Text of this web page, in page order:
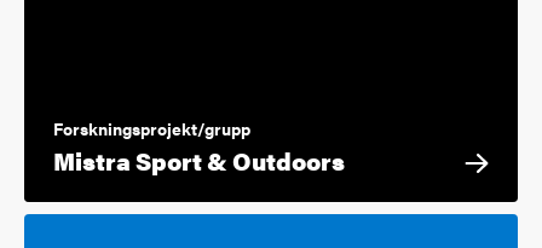
Forskningsprojekt/grupp
Mistra Sport & Outdoors